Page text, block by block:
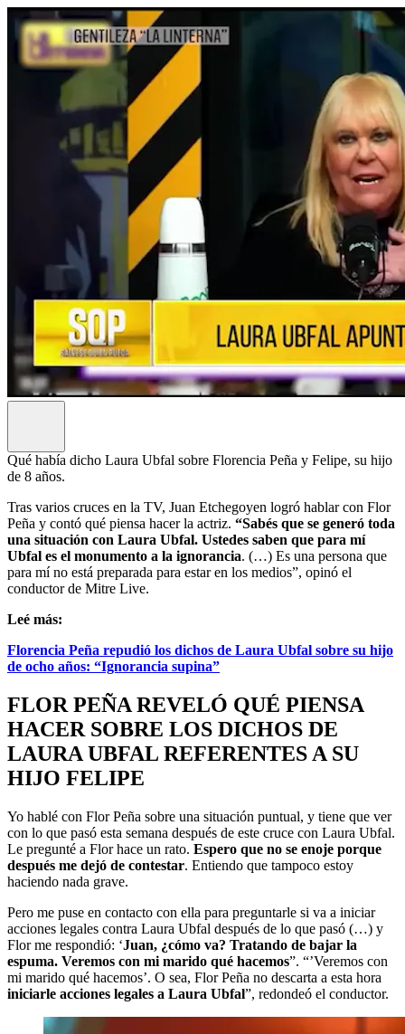
Qué había dicho Laura Ubfal sobre Florencia Peña y Felipe, su hijo
de 8 años.
Tras varios cruces en la TV, Juan Etchegoyen logró hablar con Flor
Peña y contó qué piensa hacer la actriz. “Sabés que se generó toda
una situación con Laura Ubfal. Ustedes saben que para mí
Ubfal es el monumento a la ignorancia. (…) Es una persona que
para mí no está preparada para estar en los medios”, opinó el
conductor de Mitre Live.
Leé más:
Florencia Peña repudió los dichos de Laura Ubfal sobre su hijo
de ocho años: “Ignorancia supina”
FLOR PEÑA REVELÓ QUÉ PIENSA
HACER SOBRE LOS DICHOS DE
LAURA UBFAL REFERENTES A SU
HIJO FELIPE
Yo hablé con Flor Peña sobre una situación puntual, y tiene que ver
con lo que pasó esta semana después de este cruce con Laura Ubfal.
Le pregunté a Flor hace un rato. Espero que no se enoje porque
después me dejó de contestar. Entiendo que tampoco estoy
haciendo nada grave.
Pero me puse en contacto con ella para preguntarle si va a iniciar
acciones legales contra Laura Ubfal después de lo que pasó (…) y
Flor me respondió: ‘Juan, ¿cómo va? Tratando de bajar la
espuma. Veremos con mi marido qué hacemos”. “’Veremos con
mi marido qué hacemos’. O sea, Flor Peña no descarta a esta hora
iniciarle acciones legales a Laura Ubfal”, redondeó el conductor.